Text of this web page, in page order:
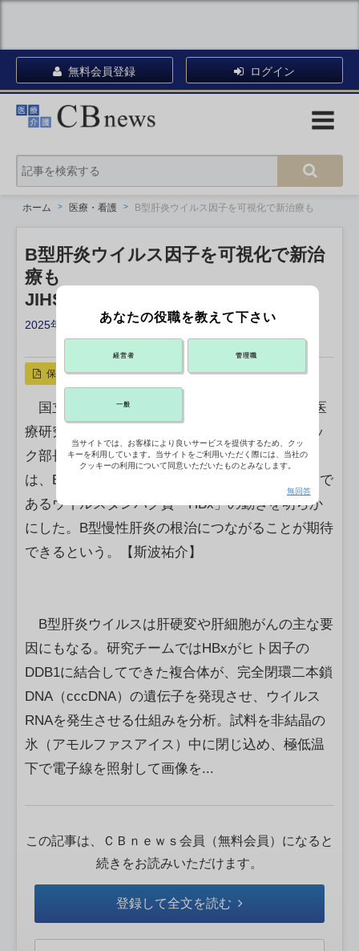
無料会員登録 ログイン
ホーム 医療・看護 B型肝炎ウイルス因子を可視化で新治療も
B型肝炎ウイルス因子を可視化で新治
療も
JIHSなど研究グループ
2025年06月12日 13:19
リンクをコピー X ポスト
保存
国立健康危機管理研究機構（JIHS）国立国際医
療研究所ウイルス構造機能研究部テニュアトラッ
ク部長の町田晋一氏を中心とした研究グループ
は、B型肝炎ウイルスの持続感染につながる因子で
あるウイルスタンパク質「HBx」の動きを明らか
にした。B型慢性肝炎の根治につながることが期待
できるという。【斯波祐介】
B型肝炎ウイルスは肝硬変や肝細胞がんの主な要
因にもなる。研究チームではHBxがヒト因子の
DDB1に結合してできた複合体が、完全閉環二本鎖
DNA（cccDNA）の遺伝子を発現させ、ウイルス
RNAを発生させる仕組みを分析。試料を非結晶の
氷（アモルファスアイス）中に閉じ込め、極低温
下で電子線を照射して画像を...
この記事は、ＣＢｎｅｗｓ会員（無料会員）になると
続きをお読みいただけます。
登録して全文を読む
あなたの役職を教えて下さい
経営者 管理職
一般
当サイトでは、お客様により良いサービスを提供するため、クッ
キーを利用しています。当サイトをご利用いただく際には、当社の
クッキーの利用について同意いただいたものとみなします。
無回答